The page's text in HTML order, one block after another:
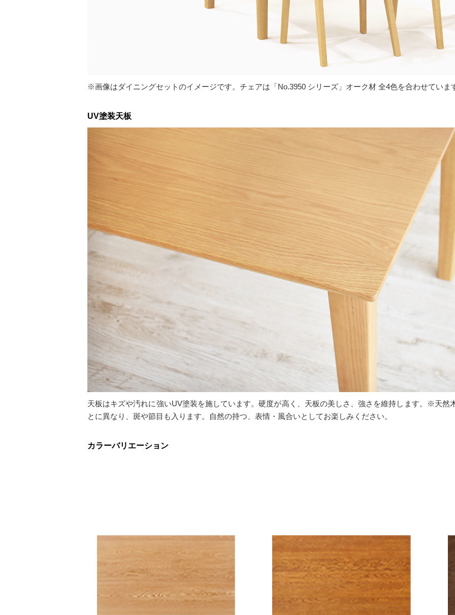
※画像はダイニングセットのイメージです。チェアは「No.3950 シリーズ」オーク材 全4色を合わせていま
UV塗装天板
天板はキズや汚れに強いUV塗装を施しています。硬度が高く、天板の美しさ、強さを維持します。※天然
とに異なり、斑や節目も入ります。自然の持つ、表情・風合いとしてお楽しみください。
カラーバリエーション